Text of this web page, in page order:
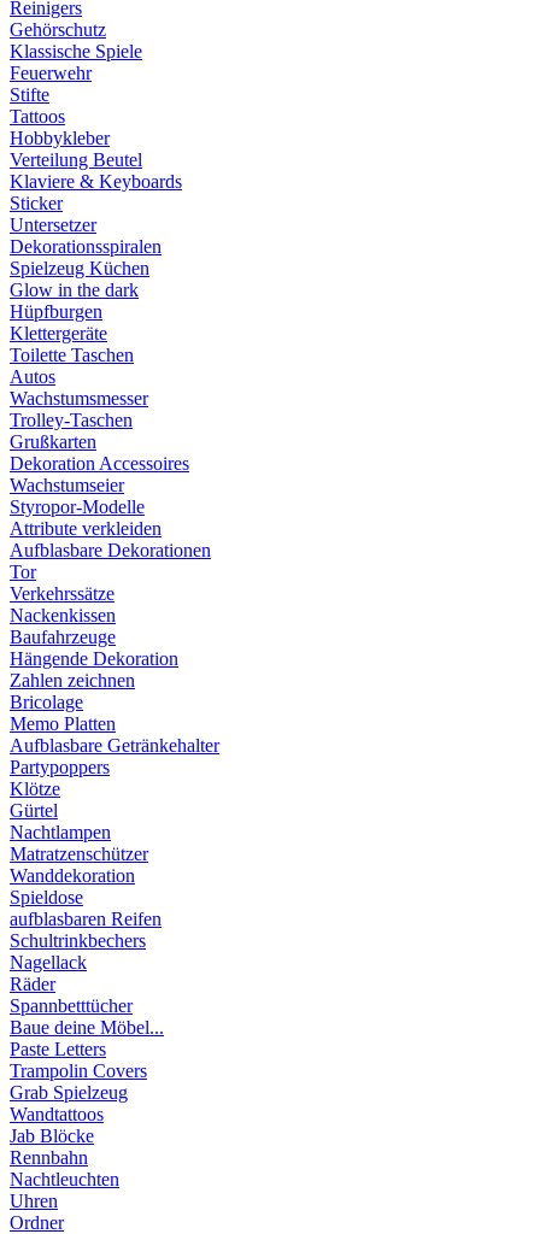
Reinigers
Gehörschutz
Klassische Spiele
Feuerwehr
Stifte
Tattoos
Hobbykleber
Verteilung Beutel
Klaviere & Keyboards
Sticker
Untersetzer
Dekorationsspiralen
Spielzeug Küchen
Glow in the dark
Hüpfburgen
Klettergeräte
Toilette Taschen
Autos
Wachstumsmesser
Trolley-Taschen
Grußkarten
Dekoration Accessoires
Wachstumseier
Styropor-Modelle
Attribute verkleiden
Aufblasbare Dekorationen
Tor
Verkehrssätze
Nackenkissen
Baufahrzeuge
Hängende Dekoration
Zahlen zeichnen
Bricolage
Memo Platten
Aufblasbare Getränkehalter
Partypoppers
Klötze
Gürtel
Nachtlampen
Matratzenschützer
Wanddekoration
Spieldose
aufblasbaren Reifen
Schultrinkbechers
Nagellack
Räder
Spannbetttücher
Baue deine Möbel...
Paste Letters
Trampolin Covers
Grab Spielzeug
Wandtattoos
Jab Blöcke
Rennbahn
Nachtleuchten
Uhren
Ordner